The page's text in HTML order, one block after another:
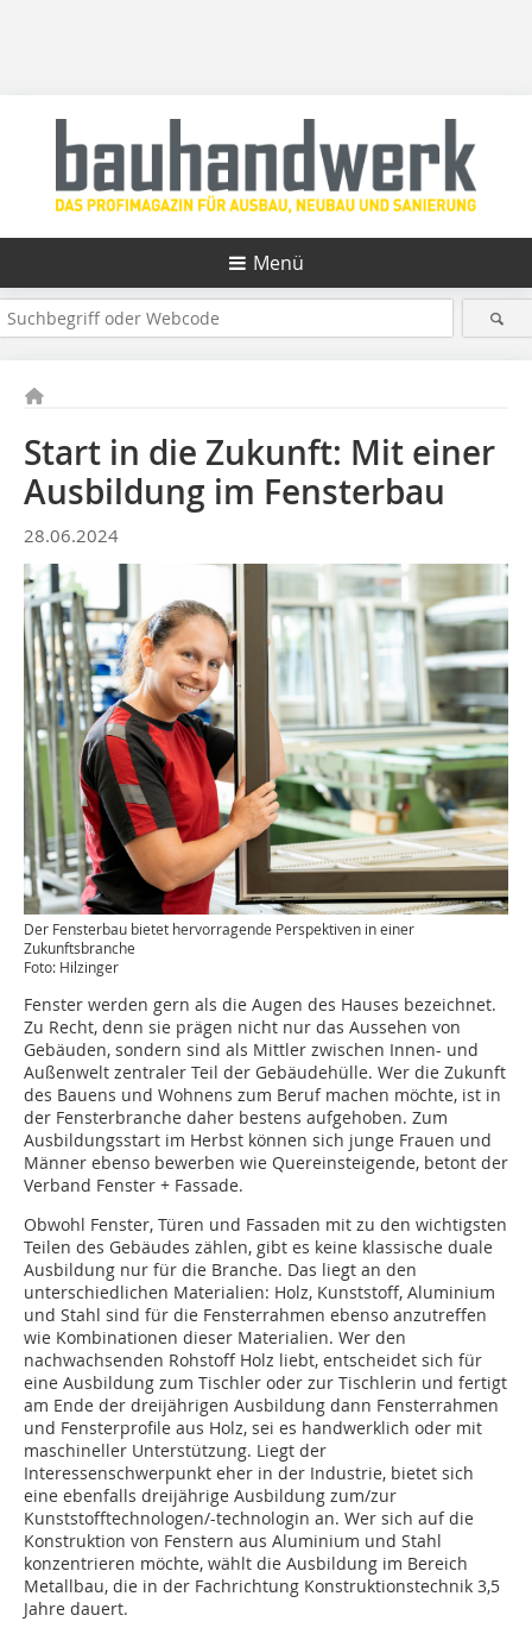
Menü
Start in die Zukunft: Mit einer
Ausbildung im Fensterbau
28.06.2024
Der Fensterbau bietet hervorragende Perspektiven in einer
Zukunftsbranche
Foto: Hilzinger
Fenster werden gern als die Augen des Hauses bezeichnet.
Zu Recht, denn sie prägen nicht nur das Aussehen von
Gebäuden, sondern sind als Mittler zwischen Innen- und
Außenwelt zentraler Teil der Gebäudehülle. Wer die Zukunft
des Bauens und Wohnens zum Beruf machen möchte, ist in
der Fensterbranche daher bestens aufgehoben. Zum
Ausbildungsstart im Herbst können sich junge Frauen und
Männer ebenso bewerben wie Quereinsteigende, betont der
Verband Fenster + Fassade.
Obwohl Fenster, Türen und Fassaden mit zu den wichtigsten
Teilen des Gebäudes zählen, gibt es keine klassische duale
Ausbildung nur für die Branche. Das liegt an den
unterschiedlichen Materialien: Holz, Kunststoff, Aluminium
und Stahl sind für die Fensterrahmen ebenso anzutreffen
wie Kombinationen dieser Materialien. Wer den
nachwachsenden Rohstoff Holz liebt, entscheidet sich für
eine Ausbildung zum Tischler oder zur Tischlerin und fertigt
am Ende der dreijährigen Ausbildung dann Fensterrahmen
und Fensterprofile aus Holz, sei es handwerklich oder mit
maschineller Unterstützung. Liegt der
Interessenschwerpunkt eher in der Industrie, bietet sich
eine ebenfalls dreijährige Ausbildung zum/zur
Kunststofftechnologen/-technologin an. Wer sich auf die
Konstruktion von Fenstern aus Aluminium und Stahl
konzentrieren möchte, wählt die Ausbildung im Bereich
Metallbau, die in der Fachrichtung Konstruktionstechnik 3,5
Jahre dauert.